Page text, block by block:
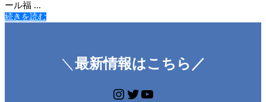
ール福 ...
続きを読む
＼ 最新情報はこちら／
https://
https://twitter.com/
https://